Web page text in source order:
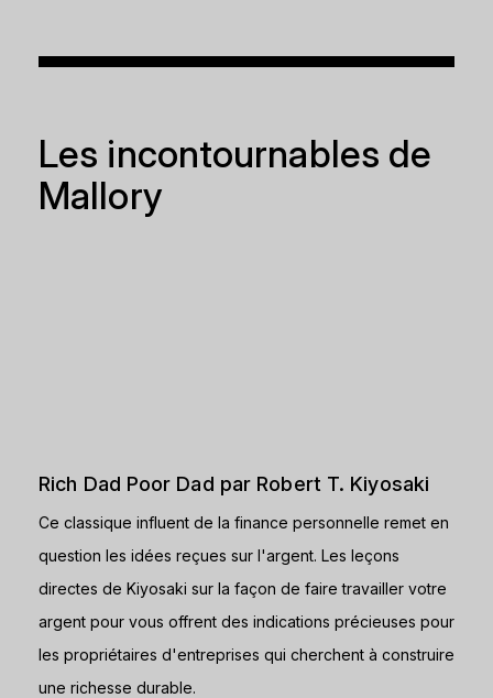
Les incontournables de
Mallory
Rich Dad Poor Dad par Robert T. Kiyosaki
Ce classique influent de la finance personnelle remet en
question les idées reçues sur l'argent. Les leçons
directes de Kiyosaki sur la façon de faire travailler votre
argent pour vous offrent des indications précieuses pour
les propriétaires d'entreprises qui cherchent à construire
une richesse durable.